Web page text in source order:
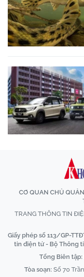
CƠ QUAN CHỦ
TRANG THÔNG TIN
Giấy phép số 113/GP-
tin điện tử - Bộ Thông
Tổng Biên tập:
Tòa soạn: Số 70